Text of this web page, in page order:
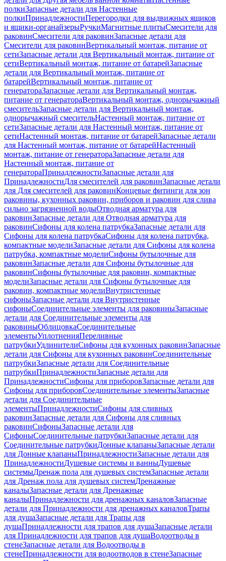
полкиЗапасные детали для Настенные
полкиПринадлежностиПерегородки для выдвижных ящиков
и ящики-органайзерыРучкиМагнитные плитыСмесители для
раковинСмесители для раковинЗапасные детали для
Смесители для раковинВертикальный монтаж, питание от
сетиЗапасные детали для Вертикальный монтаж, питание от
сетиВертикальный монтаж, питание от батарейЗапасные
детали для Вертикальный монтаж, питание от
батарейВертикальный монтаж, питание от
генератораЗапасные детали для Вертикальный монтаж,
питание от генератораВертикальный монтаж, однорычажный
смесительЗапасные детали для Вертикальный монтаж,
однорычажный смесительНастенный монтаж, питание от
сетиЗапасные детали для Настенный монтаж, питание от
сетиНастенный монтаж, питание от батарейЗапасные детали
для Настенный монтаж, питание от батарейНастенный
монтаж, питание от генератораЗапасные детали для
Настенный монтаж, питание от
генератораПринадлежностиЗапасные детали для
ПринадлежностиДля смесителей для раковинЗапасные детали
для Для смесителей для раковинКонцевые фитинги для зон
раковины, кухонных раковин, приборов и раковин для слива
сильно загрязненной водыОтводная арматура для
раковинЗапасные детали для Отводная арматура для
раковинСифоны для колена патрубкаЗапасные детали для
Сифоны для колена патрубкаСифоны для колена патрубка,
компактные моделиЗапасные детали для Сифоны для колена
патрубка, компактные моделиСифоны бутылочные для
раковинЗапасные детали для Сифоны бутылочные для
раковинСифоны бутылочные для раковин, компактные
моделиЗапасные детали для Сифоны бутылочные для
раковин, компактные моделиВнутристенные
сифоныЗапасные детали для Внутристенные
сифоныСоединительные элементы для раковиныЗапасные
детали для Соединительные элементы для
раковиныОблицовкаСоединительные
элементыУплотненияПереливные
патрубкиУдлинителиСифоны для кухонных раковинЗапасные
детали для Сифоны для кухонных раковинСоединительные
патрубкиЗапасные детали для Соединительные
патрубкиПринадлежностиЗапасные детали для
ПринадлежностиСифоны для приборовЗапасные детали для
Сифоны для приборовСоединительные элементыЗапасные
детали для Соединительные
элементыПринадлежностиСифоны для сливных
раковинЗапасные детали для Сифоны для сливных
раковинСифоныЗапасные детали для
СифоныСоединительные патрубкиЗапасные детали для
Соединительные патрубкиДонные клапаныЗапасные детали
для Донные клапаныПринадлежностиЗапасные детали для
ПринадлежностиДушевые системы и ванныДушевые
системыДренаж пола для душевых системЗапасные детали
для Дренаж пола для душевых системДренажные
каналыЗапасные детали для Дренажные
каналыПринадлежности для дренажных каналовЗапасные
детали для Принадлежности для дренажных каналовТрапы
для душаЗапасные детали для Трапы для
душаПринадлежности для трапов для душаЗапасные детали
для Принадлежности для трапов для душаВодоотводы в
стенеЗапасные детали для Водоотводы в
стенеПринадлежности для водоотводов в стенеЗапасные